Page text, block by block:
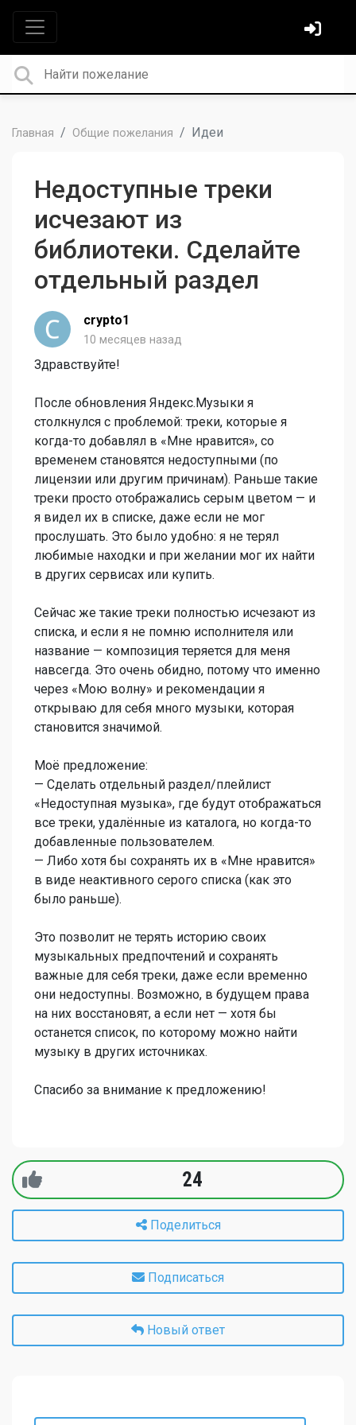
Главная Общие пожелания Идеи
Недоступные треки
исчезают из
библиотеки. Сделайте
отдельный раздел
crypto1
10 месяцев назад
Здравствуйте!
После обновления Яндекс.Музыки я
столкнулся с проблемой: треки, которые я
когда-то добавлял в «Мне нравится», со
временем становятся недоступными (по
лицензии или другим причинам). Раньше такие
треки просто отображались серым цветом — и
я видел их в списке, даже если не мог
прослушать. Это было удобно: я не терял
любимые находки и при желании мог их найти
в других сервисах или купить.
Сейчас же такие треки полностью исчезают из
списка, и если я не помню исполнителя или
название — композиция теряется для меня
навсегда. Это очень обидно, потому что именно
через «Мою волну» и рекомендации я
открываю для себя много музыки, которая
становится значимой.
Моё предложение:
— Сделать отдельный раздел/плейлист
«Недоступная музыка», где будут отображаться
все треки, удалённые из каталога, но когда-то
добавленные пользователем.
— Либо хотя бы сохранять их в «Мне нравится»
в виде неактивного серого списка (как это
было раньше).
Это позволит не терять историю своих
музыкальных предпочтений и сохранять
важные для себя треки, даже если временно
они недоступны. Возможно, в будущем права
на них восстановят, а если нет — хотя бы
останется список, по которому можно найти
музыку в других источниках.
Спасибо за внимание к предложению!
24
Поделиться
Подписаться
Новый ответ